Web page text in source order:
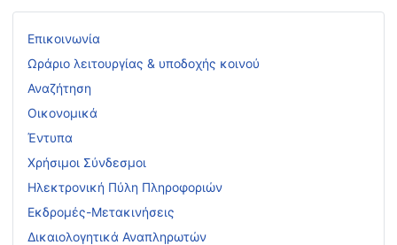
Επικοινωνία
Ωράριο λειτουργίας & υποδοχής κοινού
Αναζήτηση
Οικονομικά
Έντυπα
Χρήσιμοι Σύνδεσμοι
Ηλεκτρονική Πύλη Πληροφοριών
Εκδρομές-Μετακινήσεις
Δικαιολογητικά Αναπληρωτών